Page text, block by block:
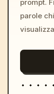
prompt.
parole